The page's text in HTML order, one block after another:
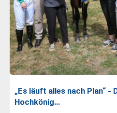
„Es läuft alles nach Plan“ -
Hochkönig…